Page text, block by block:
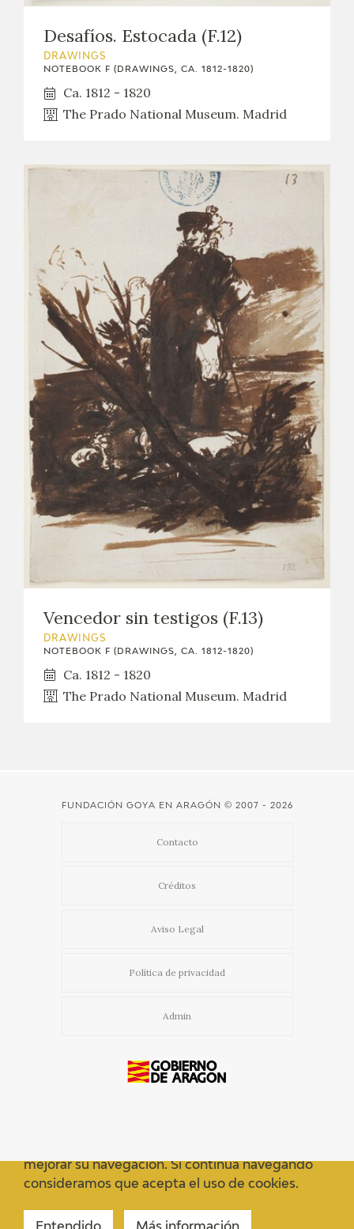
FRANCISCO DE GOYA
PREMIO ARAGÓN GOYA
EDICIONES
PUBLICACIONES
SHOP
ONLINE SHOP
EDUCA
ARASAAC
Desafíos. Estocada (F.12)
DRAWINGS
NOTEBOOK F (DRAWINGS, CA. 1812-1820)
Ca. 1812 - 1820
The Prado National Museum. Madrid
Vencedor sin testigos (F.13)
DRAWINGS
NOTEBOOK F (DRAWINGS, CA. 1812-1820)
Ca. 1812 - 1820
The Prado National Museum. Madrid
FUNDACIÓN GOYA EN ARAGÓN © 2007 - 2026
Contacto
Créditos
Aviso Legal
Política de privacidad
Admin
mejorar su navegación. Si continua navegando
consideramos que acepta el uso de cookies.